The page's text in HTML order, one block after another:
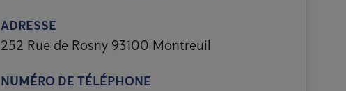
ADRESSE
252 Rue de Rosny 93100 Montreuil
NUMÉRO DE TÉLÉPHONE